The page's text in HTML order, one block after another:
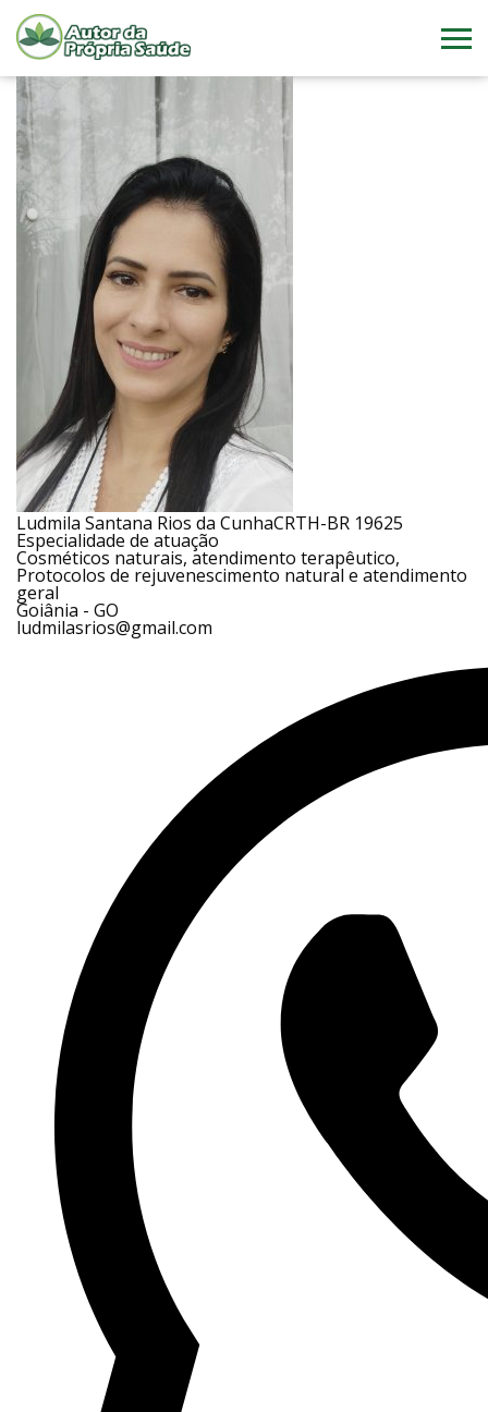
Ludmila Santana Rios da CunhaCRTH-BR 19625
Especialidade de atuação
Cosméticos naturais, atendimento terapêutico,
Protocolos de rejuvenescimento natural e atendimento
geral
Goiânia - GO
ludmilasrios@gmail.com